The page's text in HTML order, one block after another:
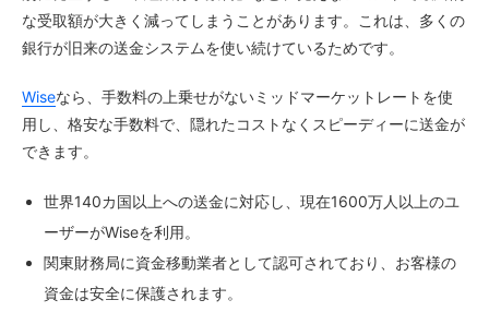
な受取額が大きく減ってしまうことがあります。これは、多くの
銀行が旧来の送金システムを使い続けているためです。
Wiseなら、手数料の上乗せがないミッドマーケットレートを使
用し、格安な手数料で、隠れたコストなくスピーディーに送金が
できます。
世界140カ国以上への送金に対応し、現在1600万人以上のユ
ーザーがWiseを利用。
関東財務局に資金移動業者として認可されており、お客様の
資金は安全に保護されます。